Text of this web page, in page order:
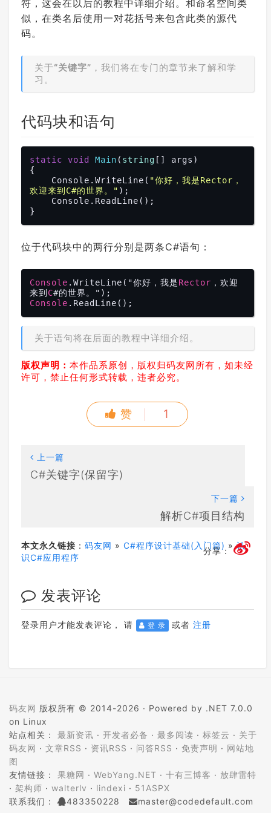
符，这会在以后的教程中详细介绍。和命名空间类
似，在类名后使用一对花括号来包含此类的源代
码。
关于“关键字” ，我们将在专门的章节来了解和学
习。
代码块和语句
static void Main ( string [] args)
{
    Console.WriteLine(
"你好，我是Rector，
欢迎来到C#的世界。" );
位于代码块中的两行分别是两条C#语句：
Console .WriteLine ("你好，我是Rector ，欢迎
来到 C
Console .ReadLine
关于语句将在后面的教程中详细介绍。
版权声明： 本作品系原创，版权归码友网所有，如未经
许可，禁止任何形式转载，违者必究。
赞 1
上一篇
C#关键字(保留字)
下一篇
解析C#项目结构
本文永久链接 ： 码友网 » C#程序设计基础(入门篇) »认
识C#应用程序
分享：
发表评论
登录用户才能发表评论， 请 登 录 或者 注册
码友网 版权所有 © 2014-2026 · Powered by .NET 7.0.0
on Linux
站点相关： 最新资讯 · 开发者必备 · 最多阅读 · 标签云 · 关于
码友网 · 文章RSS · 资讯RSS · 问答RSS · 免责声明 · 网站地
图
友情链接： 果糖网 · WebYang.NET · 十有三博客 · 放肆雷特
· 架构师 · walterlv · lindexi · 51ASPX
联系我们：
483350228
master@codedefault.com